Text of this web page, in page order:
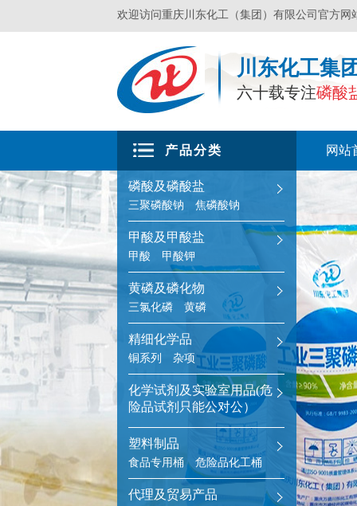
欢迎访问重庆川东化工（集团）有限公司官方网
川东化工集
六十载专注磷酸
产品分类
磷酸及磷酸盐
三聚磷酸钠 焦磷酸钠
甲酸及甲酸盐
甲酸 甲酸钾
黄磷及磷化物
三氯化磷 黄磷
精细化学品
铜系列 杂项
化学试剂及实验室用品(危
险品试剂只能公对公）
塑料制品
食品专用桶 危险品化工桶
代理及贸易产品
网站